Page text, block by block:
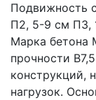
Подвижность
П2, 5-9 см П3,
Марка бетона
прочности
конструкций,
нагрузок.